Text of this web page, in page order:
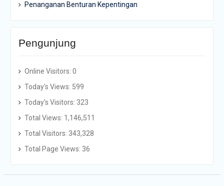
Penanganan Benturan Kepentingan
Pengunjung
Online Visitors: 0
Today's Views: 599
Today's Visitors: 323
Total Views: 1,146,511
Total Visitors: 343,328
Total Page Views: 36